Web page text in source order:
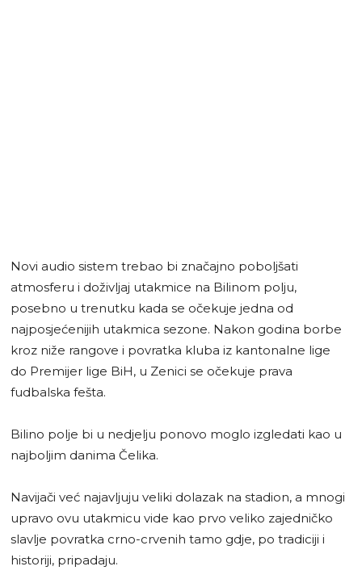
Novi audio sistem trebao bi značajno poboljšati
atmosferu i doživljaj utakmice na Bilinom polju,
posebno u trenutku kada se očekuje jedna od
najposjećenijih utakmica sezone. Nakon godina borbe
kroz niže rangove i povratka kluba iz kantonalne lige
do Premijer lige BiH, u Zenici se očekuje prava
fudbalska fešta.
Bilino polje bi u nedjelju ponovo moglo izgledati kao u
najboljim danima Čelika.
Navijači već najavljuju veliki dolazak na stadion, a mnogi
upravo ovu utakmicu vide kao prvo veliko zajedničko
slavlje povratka crno-crvenih tamo gdje, po tradiciji i
historiji, pripadaju.